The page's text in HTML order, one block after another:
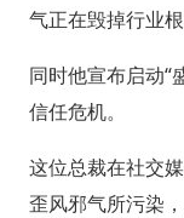
气正在毁掉行业根
同时他宣布启动“
信任危机。
这位总裁在社交
歪风邪气所污染